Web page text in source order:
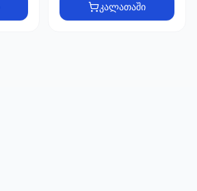
კალათაში